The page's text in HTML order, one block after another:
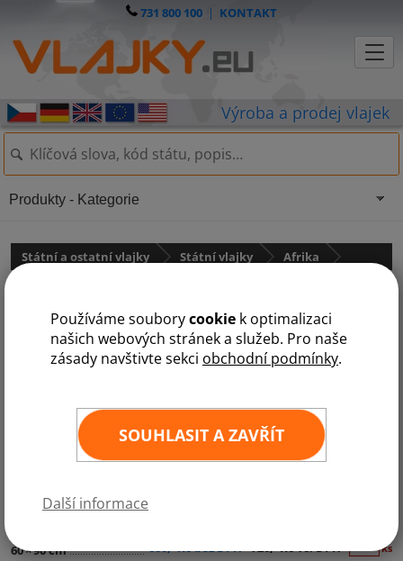
Používáme souborycookie k optimalizaci
našich webových stránek a služeb. Pro naše
zásady navštivte sekci obchodní podmínky.
SOUHLASIT A ZAVŘÍT
Další informace
731 800 100 | KONTAKT
Státní a ostatní vlajky Státní vlajky Afrika
60×90 cm ks
Produkty - Kategorie